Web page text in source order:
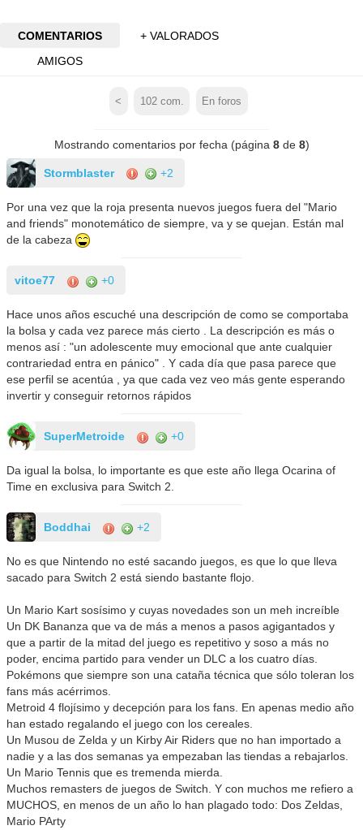
COMENTARIOS
+ VALORADOS
AMIGOS
< 102com. En foros
Mostrando comentarios por fecha (página 8de 8)
Stormblaster +2
Por una vez que la roja presenta nuevos juegos fuera del "Mario
and friends" monotemático de siempre, va y se quejan. Están mal
de la cabeza
vitoe77 +0
Hace unos años escuché una descripción de como se comportaba
la bolsa y cada vez parece más cierto . La descripción es más o
menos así : "un adolescente muy emocional que ante cualquier
contrariedad entra en pánico" . Y cada día que pasa parece que
ese perfil se acentúa , ya que cada vez veo más gente esperando
invertir y conseguir retornos rápidos
SuperMetroide +0
Da igual la bolsa, lo importante es que este año llega Ocarina of
Time en exclusiva para Switch 2.
Boddhai +2
No es que Nintendo no esté sacando juegos, es que lo que lleva
sacado para Switch 2 está siendo bastante flojo.
Un Mario Kart sosísimo y cuyas novedades son un meh increíble
Un DK Bananza que va de más a menos a pasos agigantados y
que a partir de la mitad del juego es repetitivo y soso a más no
poder, encima partido para vender un DLC a los cuatro días.
Pokémons que siempre son una cataña técnica que sólo toleran los
fans más acérrimos.
Metroid 4 flojísimo y decepción para los fans. En apenas medio año
han estado regalando el juego con los cereales.
Un Musou de Zelda y un Kirby Air Riders que no han importado a
nadie y a las dos semanas ya empezaban las tiendas a rebajarlos.
Un Mario Tennis que es tremenda mierda.
Muchos remasters de juegos de Switch. Y con muchos me refiero a
MUCHOS, en menos de un año lo han plagado todo: Dos Zeldas,
Mario PArty